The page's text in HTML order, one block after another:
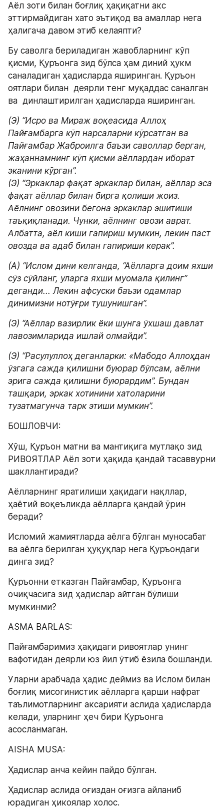
Аёл зоти билан боғлиқ ҳақиқатни акс
эттирмайдиган хато эътиқод ва амаллар нега
ҳалигача давом этиб келаяпти?
Бу саволга бериладиган жавобларнинг кўп
қисми, Қуръонга зид бўлса ҳам диний ҳукм
саналадиган ҳадисларда яширинган. Қуръон
оятлари билан  деярли тенг муқаддас саналган
ва  динлаштирилган ҳадисларда яширинган.
(Э) “Исро ва Мираж воқеасида Аллоҳ
Пайғамбарга кўп нарсаларни кўрсатган ва
Пайғамбар Жаброилга баъзи саволлар берган,
жаҳаннамнинг кўп қисми аёллардан иборат
эканини кўрган”.
(Э) “Эркаклар фақат эркаклар билан, аёллар эса
фақат аёллар билан бирга қолиши жоиз.
Аёлнинг овозини бегона эркаклар эшитиши
таъқиқланади. Чунки, аёлнинг овози аврат.
Албатта, аёл киши гапириш мумкин, лекин паст
овозда ва адаб билан гапириши керак”.
(А) “Ислом дини келганда, “Аёлларга доим яхши
сўз сўйланг, уларга яхши муомала қилинг”
деганди... Лекин афсуски баъзи одамлар
динимизни нотўғри тушунишган”.
(Э) “Аёллар вазирлик ёки шунга ўхшаш давлат
лавозимларида ишлай олмайди”.
(Э) “Расулуллоҳ деганларки: «Мабодо Аллоҳдан
ўзгага сажда қилишни буюрар бўлсам, аёлни
эрига сажда қилишни буюрардим”. Бундан
ташқари, эркак хотинини хатоларини
тузатмагунча тарк этиши мумкин”.
БОШЛОВЧИ:
Хўш, Қуръон матни ва мантиқига мутлақо зид
РИВОЯТЛАР Аёл зоти ҳақида қандай тасаввурни
шакллантиради?
Aёлларнинг яратилиши ҳақидаги нақллар,
ҳаётий воқеъликда аёлларга қандай ўрин
беради?
Исломий жамиятларда аёлга бўлган муносабат
ва аёлга берилган ҳуқуқлар нега Қуръондаги
динга зид?
Қуръонни етказган Пайғамбар, Қуръонга
очиқчасига зид ҳадислар айтган бўлиши
мумкинми?
ASMA BARLAS:
Пайғамбаримиз ҳақидаги ривоятлар унинг
вафотидан деярли юз йил ўтиб ёзила бошланди.
Уларни арабчада ҳадис деймиз ва Ислом билан
боғлиқ мисогинистик аёлларга қарши нафрат
таълимотларнинг аксарияти аслида ҳадисларда
келади, уларнинг ҳеч бири Қуръонга
асосланмаган.
AISHA MUSA:
Ҳадислар анча кейин пайдо бўлган.
Ҳадислар аслида оғиздан оғизга айланиб
юрадиган ҳикоялар холос.